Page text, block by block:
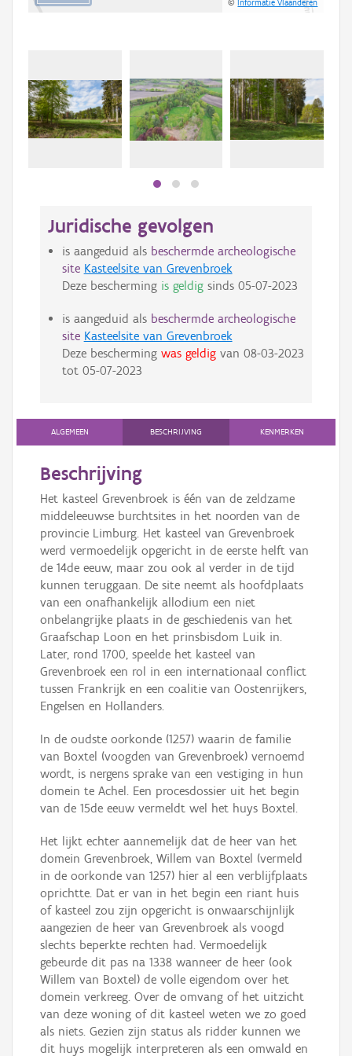
©Informatie Vlaanderen
Juridische gevolgen
is aangeduid als beschermde archeologische
site Kasteelsite van Grevenbroek
Deze bescherming is geldigsinds 05-07-2023
is aangeduid als beschermde archeologische
site Kasteelsite van Grevenbroek
Deze bescherming was geldigvan 08-03-2023
tot 05-07-2023
ALGEMEEN BESCHRIJVING KENMERKEN
Beschrijving
Het kasteel Grevenbroek is één van de zeldzame
middeleeuwse burchtsites in het noorden van de
provincie Limburg. Het kasteel van Grevenbroek
werd vermoedelijk opgericht in de eerste helft van
de 14de eeuw, maar zou ook al verder in de tijd
kunnen teruggaan. De site neemt als hoofdplaats
van een onafhankelijk allodium een niet
onbelangrijke plaats in de geschiedenis van het
Graafschap Loon en het prinsbisdom Luik in.
Later, rond 1700, speelde het kasteel van
Grevenbroek een rol in een internationaal conflict
tussen Frankrijk en een coalitie van Oostenrijkers,
Engelsen en Hollanders.
In de oudste oorkonde (1257) waarin de familie
van Boxtel (voogden van Grevenbroek) vernoemd
wordt, is nergens sprake van een vestiging in hun
domein te Achel. Een procesdossier uit het begin
van de 15de eeuw vermeldt wel het huys Boxtel.
Het lijkt echter aannemelijk dat de heer van het
domein Grevenbroek, Willem van Boxtel (vermeld
in de oorkonde van 1257) hier al een verblijfplaats
oprichtte. Dat er van in het begin een riant huis
of kasteel zou zijn opgericht is onwaarschijnlijk
aangezien de heer van Grevenbroek als voogd
slechts beperkte rechten had. Vermoedelijk
gebeurde dit pas na 1338 wanneer de heer (ook
Willem van Boxtel) de volle eigendom over het
domein verkreeg. Over de omvang of het uitzicht
van deze woning of dit kasteel weten we zo goed
als niets. Gezien zijn status als ridder kunnen we
dit huys mogelijk interpreteren als een omwald en